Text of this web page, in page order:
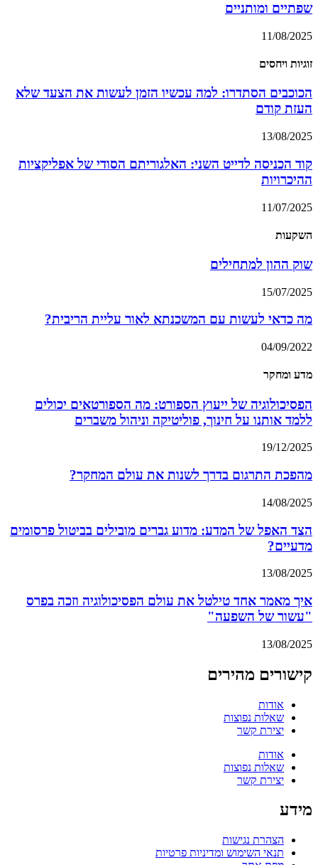
שפתיים ומותניים
11/08/2025
זוגיות ויחסים
הכוכבים הסתדרו: למה עכשיו הזמן לעשות את הצעד שלא
העזת קודם
13/08/2025
קוד הכניסה לדייט השני: האלגוריתם הסודי של אפליקציות
ההיכרויות
11/07/2025
השקעות
שוק ההון למתחילים
15/07/2025
מה כדאי לעשות עם המשכנתא לאור עליית הריבית?
04/09/2022
מדע ומחקר
הפסיכולוגיה של ייעוץ הספורט: מה הספורטאים יכולים
ללמד אותנו על חינוך, פוליטיקה וניהול משברים
19/12/2025
מהפכת התרגום בדרך לשנות את עולם המחקר?
14/08/2025
הצד האפל של המדע: מדוע גברים מובילים בביטול פרסומים
מדעיים?
13/08/2025
איך מאמר אחד טילטל את עולם הפסיכולוגיה וזכה בפרס
"עשור של השפעה"
13/08/2025
קישורים מהירים
אודות
שאלות נפוצות
יצירת קשר
אודות
שאלות נפוצות
יצירת קשר
מידע
הצהרת נגישות
תנאי השימוש ומדיניות פרטיות